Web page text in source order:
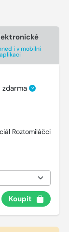
i v mobilní
aplikaci
?
Roztomiláčci
Koupit